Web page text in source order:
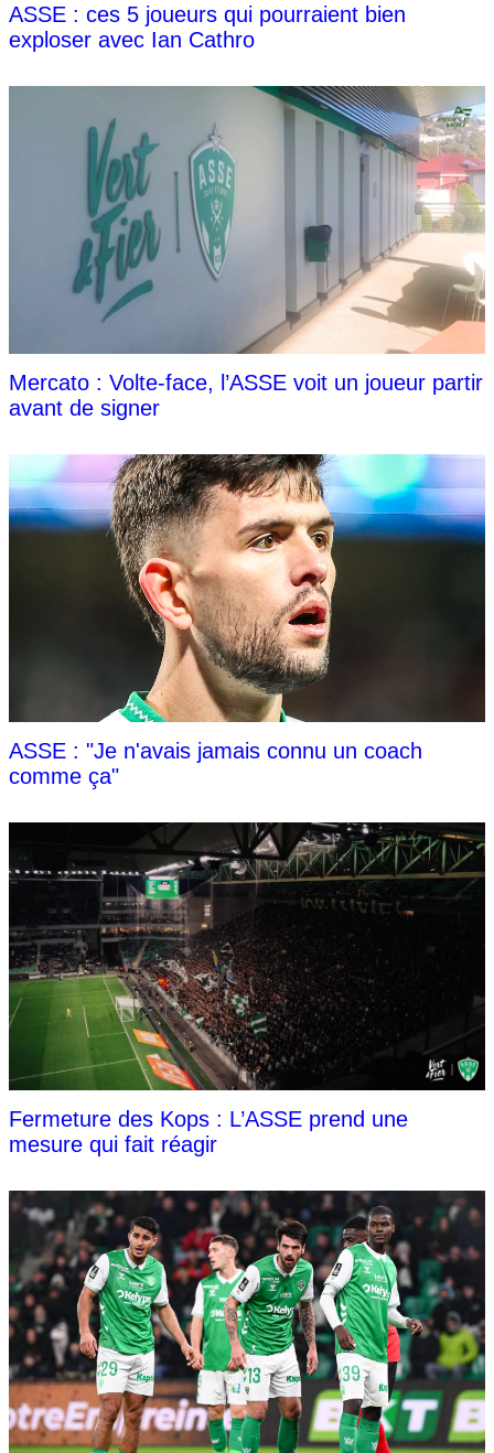
ASSE : ces 5 joueurs qui pourraient bien
exploser avec Ian Cathro
Mercato : Volte-face, l’ASSE voit un joueur partir
avant de signer
ASSE : "Je n'avais jamais connu un coach
comme ça"
Fermeture des Kops : L’ASSE prend une
mesure qui fait réagir